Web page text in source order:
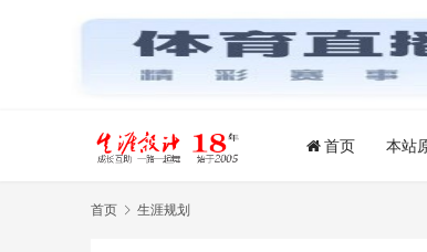
首页 本站
首页 生涯规划